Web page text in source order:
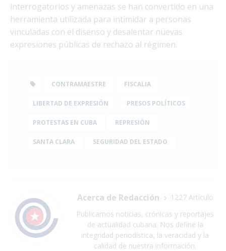
interrogatorios y amenazas se han convertido en una
herramienta utilizada para intimidar a personas
vinculadas con el disenso y desalentar nuevas
expresiones públicas de rechazo al régimen.
CONTRAMAESTRE FISCALIA
LIBERTAD DE EXPRESIÓN PRESOS POLÍTICOS
PROTESTAS EN CUBA REPRESIÓN
SANTA CLARA SEGURIDAD DEL ESTADO
Acerca de Redacción
1227 Artículo
Publicamos noticias, crónicas y reportajes
de actualidad cubana. Nos define la
integridad periodística, la veracidad y la
calidad de nuestra información.